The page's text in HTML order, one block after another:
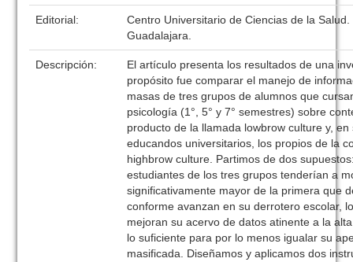
Editorial:
Centro Universitario de Ciencias de la
Guadalajara.
Descripción:
El artículo presenta los resultados de una
propósito fue comparar el manejo de
masas de tres grupos de alumnos que
psicología (1°, 5° y 7° semestres) sobre
producto de la llamada lowbrow culture y,
educandos universitarios, los propios de la
highbrow culture. Partimos de dos
estudiantes de los tres grupos tenderían a
significativamente mayor de la primera que
conforme avanzan en su derrotero escolar,
mejoran su acervo de datos atinente a la
lo suficiente para por lo menos igualar su
masificada. Diseñamos y aplicamos dos